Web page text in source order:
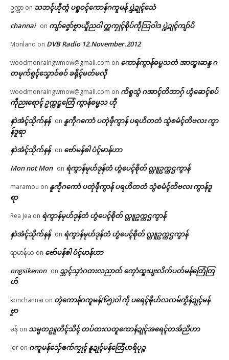
ဥက္ကာ on သဘၚ်ဟီုတွံ ပရူဝၚ်ကောန်ဂကူမန် ပ္ဍဲဍုၚ်သေံ
channai on ကျာ်ဇၞော်ဗၟာယှိုဲညဝါ က္ညကၠုၚ်စိုပ်ကဵုသြဝါဒ ပ္ဍဲဍုၚ်ကျာ်ပိ
Monland on DVB Radio 12.November.2012
woodmonraingwmow@gmail.com on ကောန်ကွာန်ဓမ္မသတံ အာထ္ၜးဆန္ဒ ဂ
တမုက်ရုၚ်သၞောဝ်ဓဝ် ခရိုၚ်မတ်မလီု
woodmonraingwmow@gmail.com on ကိစ္စသွံ ဂအာၚ်တိဘာဂှ် ဟွံဆေၚ်စပ်
ကဵုညးရောၚ် ဥက္ကဋ္ဌတြေံ ကွာန်ဓမ္မသ ဟီု
နာဲအံၚ်သိုက်နန် on နူကဵုဂကောံ ပတုဲဖဵုကွာန် ပရဟိတတံ သွံစမံၚ်တိဗလး ကွာ
န်ဒူရာ
နာဲအံၚ်သိုက်နန် on ဗော်မန်ၜါ ပံၚ်မာန်ဟာ
Mon not Mon on ရဲကွာန်မုဟ်ဒုန်တံ ဟွံပေၚ်စိုတ် လ္တူဥက္ကဌကွာန်
maramou on နူကဵုဂကောံ ပတုဲဖဵုကွာန် ပရဟိတတံ သွံစမံၚ်တိဗလး ကွာန်ဒူ
ရာ
Rea Jea on ရဲကွာန်မုဟ်ဒုန်တံ ဟွံပေၚ်စိုတ် လ္တူဥက္ကဌကွာန်
နာဲအံၚ်သိုက်နန် on ရဲကွာန်မုဟ်ဒုန်တံ ဟွံပေၚ်စိုတ် လ္တူဥက္ကဌကွာန်
ရာမာန်ယ on ဗော်မန်ၜါ ပံၚ်မာန်ဟာ
ongsikenon on သ္ဘၚ်သၠာဲဂတးလညာတ် ကေုာံထ္ၜးပျးလိက်ပတ်မန်တြေံတြ
ဟ်
konchannai on တ္ၚဲကောန်ဂကူမန်(၆၅)ဝါ ကဵု ပရေၚ်ၜိုဟ်လလမ်ကၟိန်ဍုၚ်မန်
ဗၟာ
မန် on သမ္မတဥူတိၚ်သိၚ် တပ်တးလတူကောန်ဍုၚ်အရေၚ်တအ်ညိဟာ
jor on ဂကူမန်​သှ်ေၜက်ကၠုၚ် နူဍုၚ်မန်တြေံဟရိပုဉ္ဇ